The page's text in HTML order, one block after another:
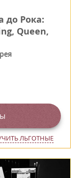
до Рока:
Queen,
ЛЬГОТНЫЕ